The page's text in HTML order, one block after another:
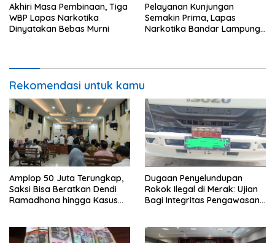
Akhiri Masa Pembinaan, Tiga
WBP Lapas Narkotika
Dinyatakan Bebas Murni
Pelayanan Kunjungan
Semakin Prima, Lapas
Narkotika Bandar Lampung
Rekomendasi untuk kamu
Amplop 50 Juta Terungkap,
Saksi Bisa Beratkan Dendi
Ramadhona hingga Kasus
Dugaan Penyelundupan
Rokok Ilegal di Merak: Ujian
Bagi Integritas Pengawasan